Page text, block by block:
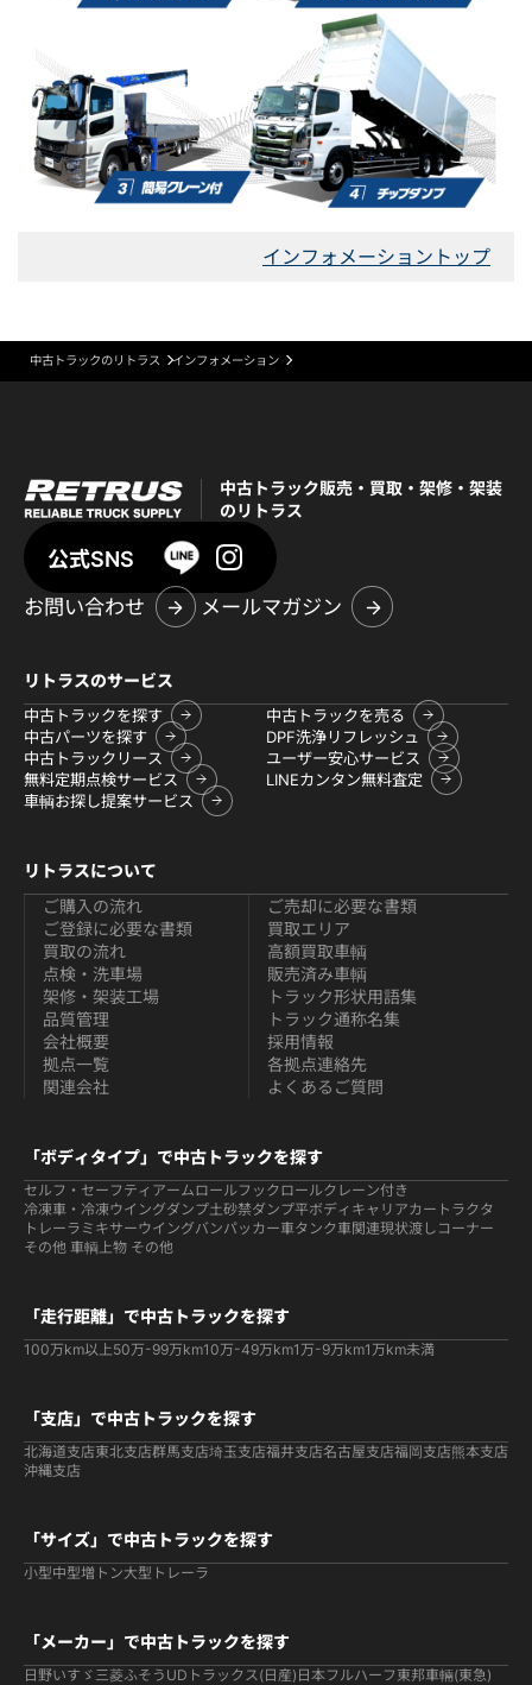
インフォメーショントップ
中古トラックのリトラス インフォメーション
中古トラック販売・買取・架修・架装
のリトラス
公式SNS
お問い合わせ
メールマガジン
リトラスのサービス
中古トラックを探す
中古トラックを売る
中古パーツを探す
DPF洗浄リフレッシュ
中古トラックリース
ユーザー安心サービス
無料定期点検サービス
LINEカンタン無料査定
車輌お探し提案サービス
リトラスについて
ご購入の流れ
ご登録に必要な書類
買取の流れ
ご売却に必要な書類
買取エリア
高額買取車輌
点検・洗車場
架修・架装工場
品質管理
販売済み車輌
トラック形状用語集
トラック通称名集
会社概要
拠点一覧
関連会社
採用情報
各拠点連絡先
よくあるご質問
「ボディタイプ」で中古トラックを探す
セルフ・セーフティ アームロールフックロールクレーン付き
冷凍車・冷凍ウイングダンプ土砂禁ダンプ平ボディ キャリアカー トラクタ
トレーラ ミキサーウイングバンパッカー車タンク車関連現状渡しコーナー
その他 車輌 上物 その他
「走行距離」で中古トラックを探す
100万km以上50万-99万km10万-49万km1万-9万km1万km未満
「支店」で中古トラックを探す
北海道支店東北支店群馬支店埼玉支店福井支店名古屋支店福岡支店熊本支店
沖縄支店
「サイズ」で中古トラックを探す
小型中型増トン大型 トレーラ
「メーカー」で中古トラックを探す
日野いすゞ 三菱ふそう UDトラックス(日産) 日本フルハーフ 東邦車輛(東急)